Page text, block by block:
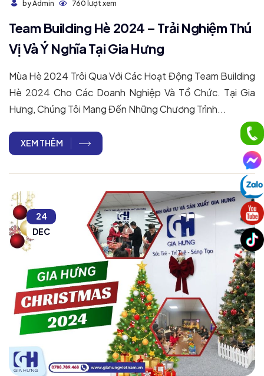
by Admin 760 lượt xem
Team Building Hè 2024 – Trải Nghiệm Thú
Vị Và Ý Nghĩa Tại Gia Hưng
Mùa Hè 2024 Trôi Qua Với Các Hoạt Động Team Building
Hè 2024 Cho Các Doanh Nghiệp Và Tổ Chức. Tại Gia
Hưng, Chúng Tôi Mang Đến Những Chương Trình...
XEM THÊM
24
DEC